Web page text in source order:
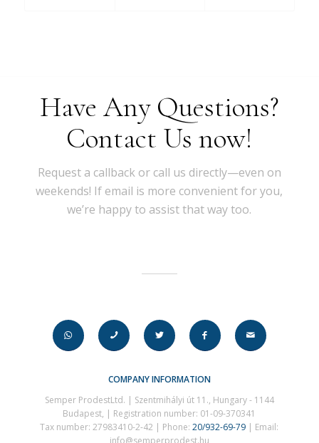
Have Any Questions?
Contact Us now!
Request a callback or call us directly—even on
weekends! If email is more convenient for you,
we’re happy to assist that way too.
COMPANY INFORMATION
Semper ProdestLtd. | Szentmihályi út 11., Hungary - 1144
Budapest, | Registration number: 01-09-370341
Tax number: 27983410-2-42 | Phone:20/932-69-79 | Email: